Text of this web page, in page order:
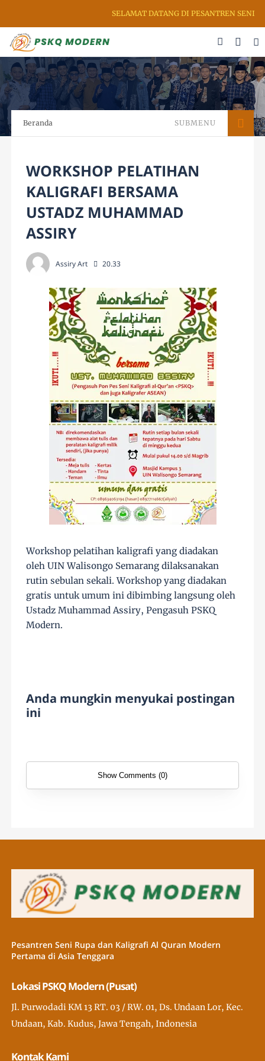
SELAMAT DATANG DI PESANTREN SENI
Beranda SUBMENU
WORKSHOP PELATIHAN
KALIGRAFI BERSAMA
USTADZ MUHAMMAD
ASSIRY
Assiry Art 20.33
Workshop pelatihan kaligrafi yang diadakan
oleh UIN Walisongo Semarang dilaksanakan
rutin sebulan sekali. Workshop yang diadakan
gratis untuk umum ini dibimbing langsung oleh
Ustadz Muhammad Assiry, Pengasuh PSKQ
Modern.
Anda mungkin menyukai postingan
ini
Show Comments (0)
Pesantren Seni Rupa dan Kaligrafi Al Quran Modern
Pertama di Asia Tenggara
Lokasi PSKQ Modern (Pusat)
Jl. Purwodadi KM 13 RT. 03 / RW. 01, Ds. Undaan Lor, Kec.
Undaan, Kab. Kudus, Jawa Tengah, Indonesia
Kontak Kami